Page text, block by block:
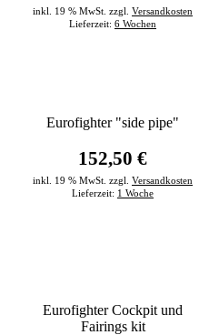
inkl. 19 % MwSt. zzgl. Versandkosten
Lieferzeit: 6 Wochen
Eurofighter "side pipe"
152,50 €
inkl. 19 % MwSt. zzgl. Versandkosten
Lieferzeit: 1 Woche
Eurofighter Cockpit und
Fairings kit